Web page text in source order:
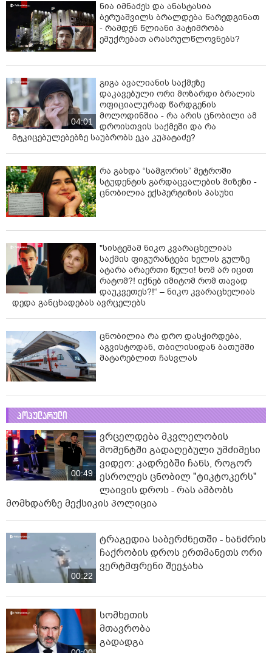
ნია იმნაძეს და ანასტასია
ბერუაშვილს ბრალდება წარედგინათ
- რამდენ წლიანი პატიმრობა
ემუქრებათ არასრულწლოვნებს?
04:01
გიგა ავალიანის საქმეზე
დაკავებული ორი მოზარდი ბრალის
ოფიციალურად წარდგენის
მოლოდინშია - რა არის ცნობილი ამ
დროისთვის საქმეში და რა
მტკიცებულებებზე საუბრობს ეკა კუპატაძე?
რა გახდა “სამგორის” მეტროში
სტუდენტის გარდაცვალების მიზეზი -
ცნობილია ექსპერტიზის პასუხი
"სისტემამ ნიკო კვარაცხელიას
საქმის ფიგურანტები ხელის გულზე
ატარა არაერთი წელი! ხომ არ იცით
რატომ?! იქნებ იმიტომ რომ თავად
დაუკვეთეს?!“ – ნიკო კვარაცხელიას
დედა განცხადებას ავრცელებს
ცნობილია რა დრო დასჭირდება,
აგვისტოდან, თბილისიდან ბათუმში
მატარებლით ჩასვლას
პოპულარული
00:49
ვრცელდება მკვლელობის
მომენტში გადაღებული უმძიმესი
ვიდეო: კადრებში ჩანს, როგორ
ესროლეს ცნობილ "ტიკტოკერს"
ლაივის დროს - რას ამბობს
მომხდარზე მექსიკის პოლიცია
00:22
ტრაგედია საბერძნეთში - ხანძრის
ჩაქრობის დროს ერთმანეთს ორი
ვერტმფრენი შეეჯახა
სომხეთის
მთავრობა
გადადგა